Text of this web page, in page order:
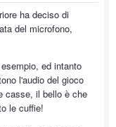
ha deciso di
del microfono,
ed intanto
l'audio del gioco
casse, il bello è che
le cuffie!